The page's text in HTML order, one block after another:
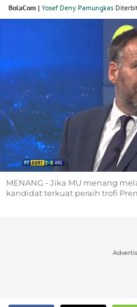
BolaCom | Yosef Deny Pamungkas
MENANG - Jika MU menang
kandidat terkuat peraih trofi